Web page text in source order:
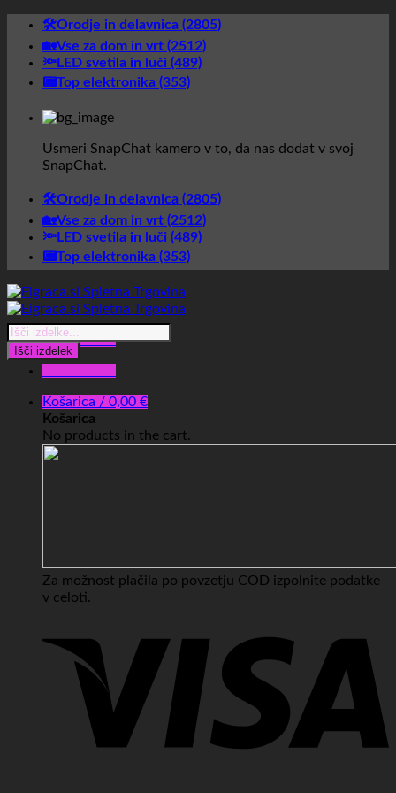
Skoči
vsebino
🛠️Orodje in delavnica (2805)
🏡Vse za dom in vrt (2512)
🔦LED svetila in luči (489)
📟Top elektronika (353)
Usmeri SnapChat kamero v to, da nas dodat v svoj
SnapChat.
🛠️Orodje in delavnica (2805)
🏡Vse za dom in vrt (2512)
🔦LED svetila in luči (489)
📟Top elektronika (353)
Glavni meni
Košarica / 0,00 €
Košarica
No products in the cart.
Za možnost plačila po povzetju COD izpolnite podatke
v celoti.
Products
search
Išči izdelek